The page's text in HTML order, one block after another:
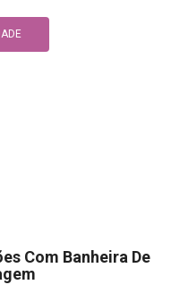
Com Banheira De